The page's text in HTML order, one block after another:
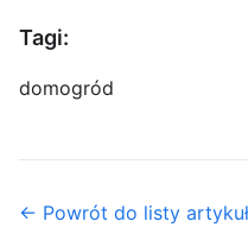
Tagi:
domogród
← Powrót do listy